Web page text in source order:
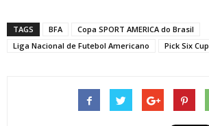
TAGS BFA
Copa SPORT AMERICA do Brasil
Liga Nacional de Futebol Americano
Pick Six Cup